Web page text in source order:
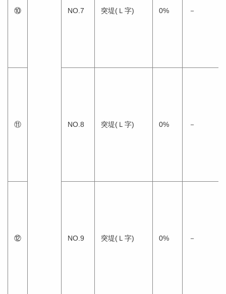
⑩ NO.7 突堤(Ｌ字) 0% －
⑪ NO.8 突堤(Ｌ字) 0% －
⑫ NO.9 突堤(Ｌ字) 0% －